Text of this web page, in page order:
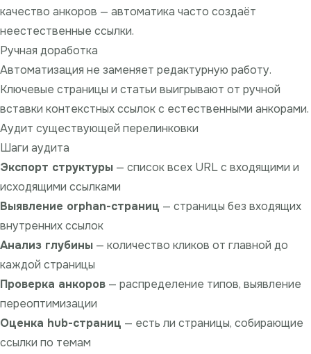
качество анкоров — автоматика часто создаёт
неестественные ссылки.
Ручная доработка
Автоматизация не заменяет редактурную работу.
Ключевые страницы и статьи выигрывают от ручной
вставки контекстных ссылок с естественными анкорами.
Аудит существующей перелинковки
Шаги аудита
Экспорт структуры — список всех URL с входящими и
исходящими ссылками
Выявление orphan-страниц — страницы без входящих
внутренних ссылок
Анализ глубины — количество кликов от главной до
каждой страницы
Проверка анкоров — распределение типов, выявление
переоптимизации
Оценка hub-страниц — есть ли страницы, собирающие
ссылки по темам